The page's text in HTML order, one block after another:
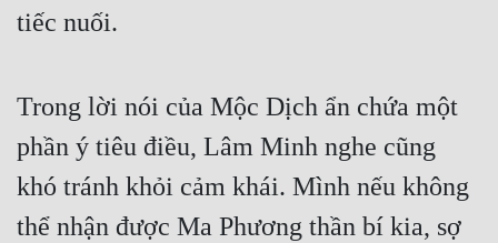
tiếc nuối.
Trong lời nói của Mộc Dịch ẩn chứa một
phần ý tiêu điều, Lâm Minh nghe cũng
khó tránh khỏi cảm khái. Mình nếu không
thể nhận được Ma Phương thần bí kia, sợ